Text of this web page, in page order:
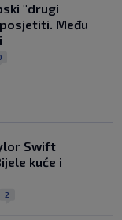
"drugi
Među
Swift
kuće i
2